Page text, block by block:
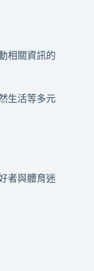
相關資訊的
生活等多元
者與體育迷